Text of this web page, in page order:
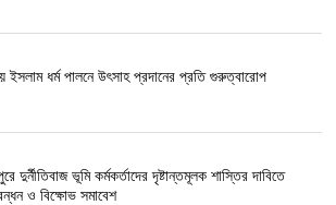
ইসলাম ধর্ম পালনে উৎসাহ প্রদানের প্রতি গুরুত্বারোপ
দুর্নীতিবাজ ভূমি কর্মকর্তাদের দৃষ্টান্তমূলক শাস্তির দাবিতে
ও বিক্ষোভ সমাবেশ